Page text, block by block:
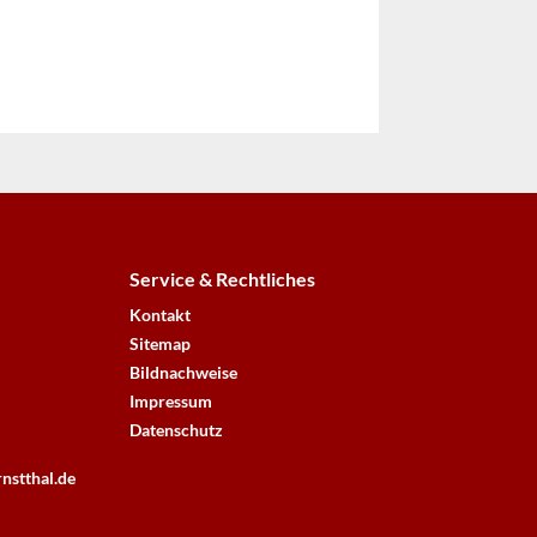
Service & Rechtliches
Kontakt
Sitemap
Bildnachweise
Impressum
Datenschutz